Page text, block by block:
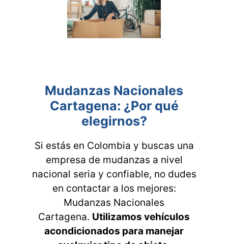
Mudanzas Nacionales
Cartagena: ¿Por qué
elegirnos?
Si estás en Colombia y buscas una
empresa de mudanzas a nivel
nacional seria y confiable, no dudes
en contactar a los mejores:
Mudanzas Nacionales
Cartagena. Utilizamos vehículos
acondicionados para manejar